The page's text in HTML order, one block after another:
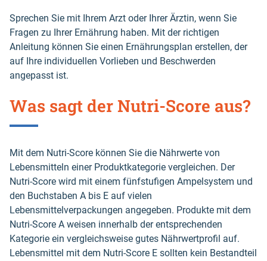
Sprechen Sie mit Ihrem Arzt oder Ihrer Ärztin, wenn Sie
Fragen zu Ihrer Ernährung haben. Mit der richtigen
Anleitung können Sie einen Ernährungsplan erstellen, der
auf Ihre individuellen Vorlieben und Beschwerden
angepasst ist.
Was sagt der Nutri-Score aus?
Mit dem Nutri-Score können Sie die Nährwerte von
Lebensmitteln einer Produktkategorie vergleichen. Der
Nutri-Score wird mit einem fünfstufigen Ampelsystem und
den Buchstaben A bis E auf vielen
Lebensmittelverpackungen angegeben. Produkte mit dem
Nutri-Score A weisen innerhalb der entsprechenden
Kategorie ein vergleichsweise gutes Nährwertprofil auf.
Lebensmittel mit dem Nutri-Score E sollten kein Bestandteil